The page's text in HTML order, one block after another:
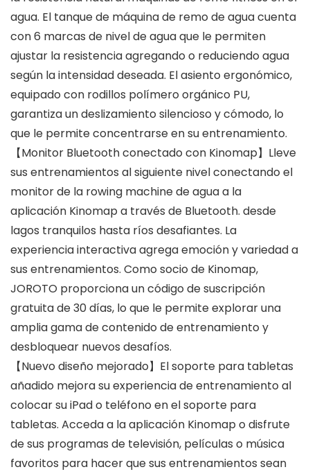
agua. El tanque de máquina de remo de agua cuenta
con 6 marcas de nivel de agua que le permiten
ajustar la resistencia agregando o reduciendo agua
según la intensidad deseada. El asiento ergonómico,
equipado con rodillos polímero orgánico PU,
garantiza un deslizamiento silencioso y cómodo, lo
que le permite concentrarse en su entrenamiento.
【Monitor Bluetooth conectado con Kinomap】Lleve
sus entrenamientos al siguiente nivel conectando el
monitor de la rowing machine de agua a la
aplicación Kinomap a través de Bluetooth. desde
lagos tranquilos hasta ríos desafiantes. La
experiencia interactiva agrega emoción y variedad a
sus entrenamientos. Como socio de Kinomap,
JOROTO proporciona un código de suscripción
gratuita de 30 días, lo que le permite explorar una
amplia gama de contenido de entrenamiento y
desbloquear nuevos desafíos.
【Nuevo diseño mejorado】El soporte para tabletas
añadido mejora su experiencia de entrenamiento al
colocar su iPad o teléfono en el soporte para
tabletas. Acceda a la aplicación Kinomap o disfrute
de sus programas de televisión, películas o música
favoritos para hacer que sus entrenamientos sean